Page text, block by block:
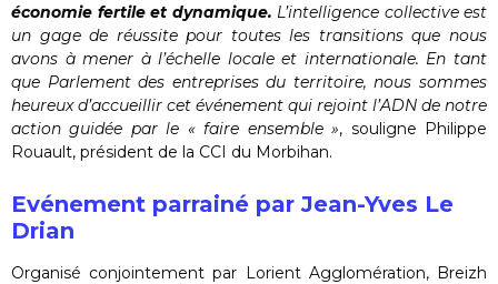
économie fertile et dynamique. L’intelligence collective est
un gage de réussite pour toutes les transitions que nous
avons à mener à l’échelle locale et internationale. En tant
que Parlement des entreprises du territoire, nous sommes
heureux d’accueillir cet événement qui rejoint l’ADN de notre
action guidée par le « faire ensemble », souligne Philippe
Rouault, président de la CCI du Morbihan.
Evénement parrainé par Jean-Yves Le
Drian
Organisé conjointement par Lorient Agglomération, Breizh